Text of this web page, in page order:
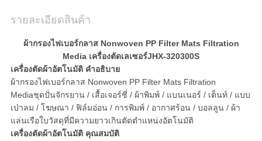
กัน
ตอน
นี้
COMPANY
NEWS
รายละเอียดสินค้า
ผ้ากรองไฟเบอร์กลาส Nonwoven PP Filter Mats Filtration
Media เครื่องตัดเลเซอร์JHX-320300S
เครื่องตัดผ้าอัตโนมัติ คำอธิบาย
ผ้ากรองไฟเบอร์กลาส Nonwoven PP Filter Mats Filtration
Mediaชุดปั่นจักรยาน / เสื้อเจอร์ซี่ / ผ้าพิมพ์ / แบนเนอร์ / เต็นท์ / แบบ
เป่าลม / โฆษณา / ฟิล์มอ่อน / การพิมพ์ / อากาศร้อน / บอลลูน / ผ้า
แล่นเรือใบวัสดุที่มีความยาวเกินตัดตำแหน่งอัตโนมัติ
เครื่องตัดผ้าอัตโนมัติ คุณสมบัติ